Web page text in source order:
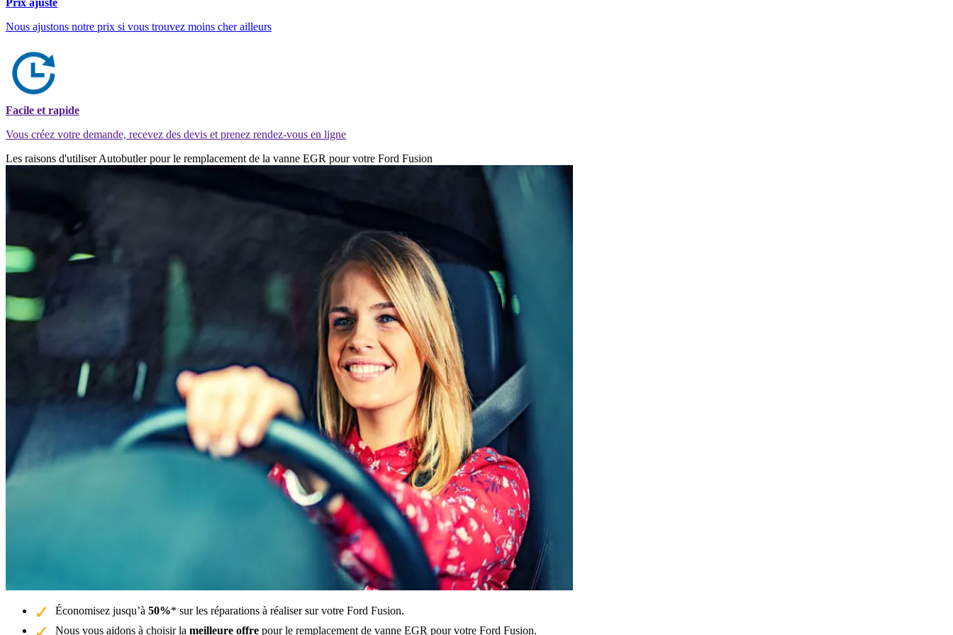
Nous ajustons notre prix si vous trouvez moins cher ailleurs
Facile et rapide
Vous créez votre demande, recevez des devis et prenez rendez-vous en ligne
Les raisons d'utiliser Autobutler pour le remplacement de la vanne EGR pour votre Ford Fusion
Économisez jusqu’à 50%* sur les réparations à réaliser sur votre Ford Fusion.
Nous vous aidons à choisir la meilleure offre pour le remplacement de vanne EGR pour votre Ford Fusion.